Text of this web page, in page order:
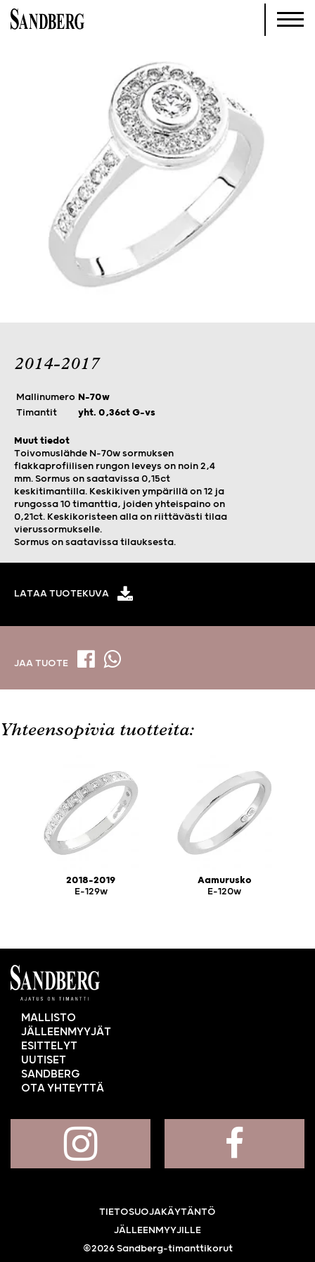
2014-2017
Mallinumero N-70w
Timantit
yht. 0,36ct G-vs
Muut tiedot
Toivomuslähde N-70w sormuksen
flakkaprofiilisen rungon leveys on noin 2,4
mm. Sormus on saatavissa 0,15ct
keskitimantilla. Keskikiven ympärillä on 12 ja
rungossa 10 timanttia, joiden yhteispaino on
0,21ct. Keskikoristeen alla on riittävästi tilaa
vierussormukselle.
Sormus on saatavissa tilauksesta.
LATAA TUOTEKUVA
JAA TUOTE
Yhteensopivia tuotteita:
2018-2019
E-129w
Aamurusko
E-120w
MALLISTO
JÄLLEENMYYJÄT
ESITTELYT
UUTISET
SANDBERG
OTA YHTEYTTÄ
TIETOSUOJAKÄYTÄNTÖ
JÄLLEENMYYJILLE
©2026 Sandberg-timanttikorut